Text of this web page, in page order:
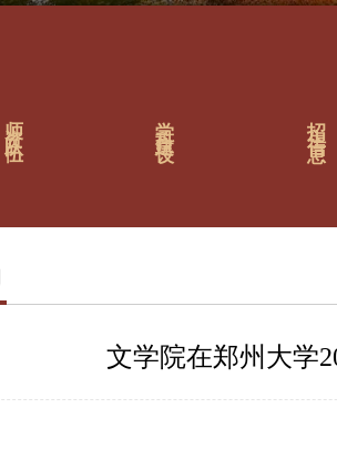
师资队伍 学科建设 招生信息
文学院在郑州大学